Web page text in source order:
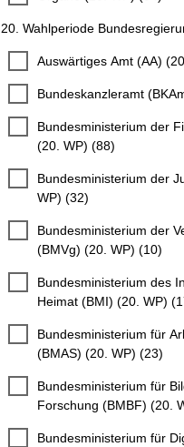
20. Wahlperiode
Auswärtiges Amt (AA)
Bundeskanzleramt
Bundesministerium der
(20. WP) (88)
Bundesministerium der
WP) (32)
Bundesministerium der
(BMVg) (20. WP) (10)
Bundesministerium des
Heimat (BMI) (20. WP)
Bundesministerium für
(BMAS) (20. WP) (23)
Bundesministerium für
Forschung (BMBF) (20.
Bundesministerium für